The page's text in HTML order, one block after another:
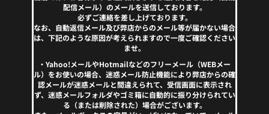
配信メール）のメールを送信しております。
必ずご連絡を差し上げております。
なお、自動返信メール及び弊店からのメール等が届かない場合
は、下記のような原因が考えられますので一度ご確認ください
ませ。
・Yahoo!メールやHotmailなどのフリーメール（WEBメー
ル）をお使いの場合、迷惑メール防止機能により弊店からの確
認メールが迷惑メールと間違えられて、受信画面に表示され
ず、迷惑メールフォルダやゴミ箱に自動的に振り分けられてい
る（または削除された）場合がございます。